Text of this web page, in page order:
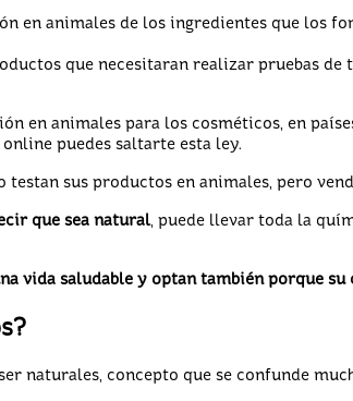
en animales de los ingredientes que los
que necesitaran realizar pruebas
en animales para los cosméticos, en
puedes saltarte esta ley.
sus productos en animales, pero
que sea natural , puede llevar toda la
vida saludable y optan también porque su
naturales, concepto que se confunde